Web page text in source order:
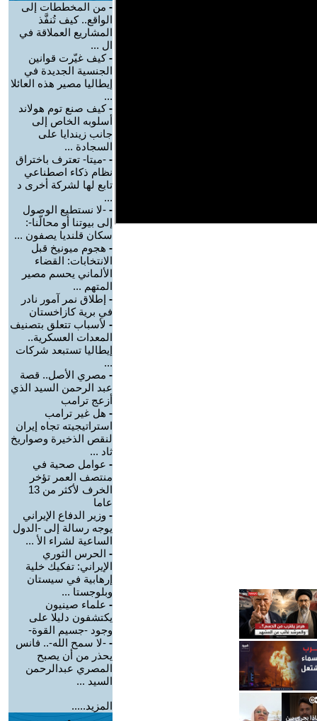
- من المخططات إلى
الواقع.. كيف تُنفَّذ
المشاريع العملاقة في
ال ...
-كيف غيّرت قوانين
الجنسية الجديدة في
إيطاليا مصير هذه العائلا
...
-كيف صنع توم هولاند
أسلوبه الخاص إلى
جانب زيندايا على
السجادة ...
- -ميتا- تعترف باختراق
نظام ذكاء اصطناعي
تابع لها لشركة أخرى د
...
- -لا نستطيع الوصول
إلى بيوتنا أو محالّنا-:
سكان قلنديا يصفون ...
- هجوم ميونيخ قبل
الانتخابات: القضاء
الألماني يحسم مصير
المتهم ...
- إطلاق نمر آمور نادر
في برية كازاخستان
- لأسباب تتعلق بتصنيف
المعدات العسكرية..
إيطاليا تستبعد شركات
...
- مصري الأصل.. قصة
عبد الرحمن السيد الذي
أزعج ترامب
- هل غير ترامب
استراتيجيته تجاه إيران
لنقص الذخيرة وصواريخ
ثاد ...
- عوامل صحية في
منتصف العمر تؤخر
الخرف لأكثر من 13
عاما
- وزير الدفاع الإيراني
يوجه رسالة إلى -الدول
الساعية لشراء الأ ...
- الحرس الثوري
الإيراني: تفكيك خلية
إرهابية في سيستان
وبلوجستا ...
- علماء صينيون
يكتشفون دليلا على
وجود -جسيم القوة-
- -لا سمح الله-.. فانس
يحذر من أن يصبح
المصري عبدالرحمن
السيد ...
المزيد.....